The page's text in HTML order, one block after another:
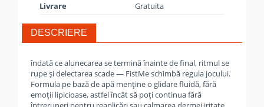
Livrare
Gratuita
DESCRIERE
îndată ce alunecarea se termină înainte de final, ritmul se
rupe și delectarea scade — FistMe schimbă regula jocului.
Formula pe bază de apă menține o glidare fluidă, fără
emoții lipicioase, astfel încât să poți continua fără